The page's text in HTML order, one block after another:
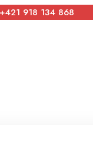
918 134 868